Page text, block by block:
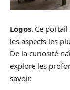
Logos. Ce
les aspects les
De la curiosité
explore les
savoir.